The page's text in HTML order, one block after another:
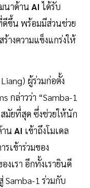
นาด้าน AIได้รับ
ขึ้น พร้อมมีส่วนช่วย
ร้างความแข็งแกร่งให้
ผู้ร่วมก่อตั้ง
กล่าวว่า “Samba-1
มัยที่สุด ซึ่งช่วยให้นัก
น AI เข้าถึงโมเดล
เข้าร่วมของ
เรา อีกทั้งเรายินดี
Samba-1 ร่วมกับ